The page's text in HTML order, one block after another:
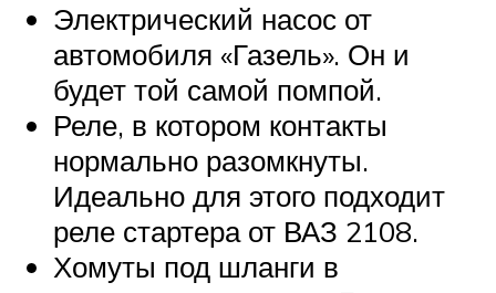
Электрический насос от
автомобиля «Газель». Он и
будет той самой помпой.
Реле, в котором контакты
нормально разомкнуты.
Идеально для этого подходит
реле стартера от ВАЗ 2108.
Хомуты под шланги в